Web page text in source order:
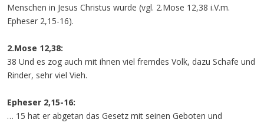
Menschen in Jesus Christus wurde (vgl. 2.Mose 12,38 i.V.m.
Epheser 2,15-16).
2.Mose 12,38:
38 Und es zog auch mit ihnen viel fremdes Volk, dazu Schafe und
Rinder, sehr viel Vieh.
Epheser 2,15-16:
… 15 hat er abgetan das Gesetz mit seinen Geboten und